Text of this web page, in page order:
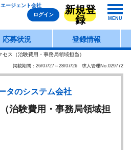
ージェント会社
ログイン
新規登
録
MENU
応募状況 登録情報
セス（治験費用・事務局領域担当）
掲載期間：26/07/27～28/07/26 求人管理No.029772
タのシステム会社
治験費用・事務局領域担